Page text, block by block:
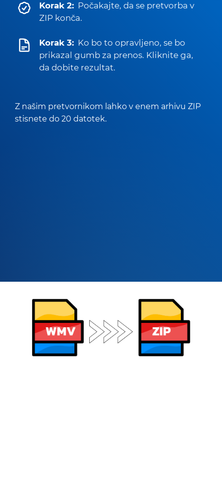
Korak 2: Počakajte, da se pretvorba v
ZIP konča.
Korak 3: Ko bo to opravljeno, se bo
prikazal gumb za prenos. Kliknite ga,
da dobite rezultat.
Z našim pretvornikom lahko v enem arhivu ZIP
stisnete do 20 datotek.